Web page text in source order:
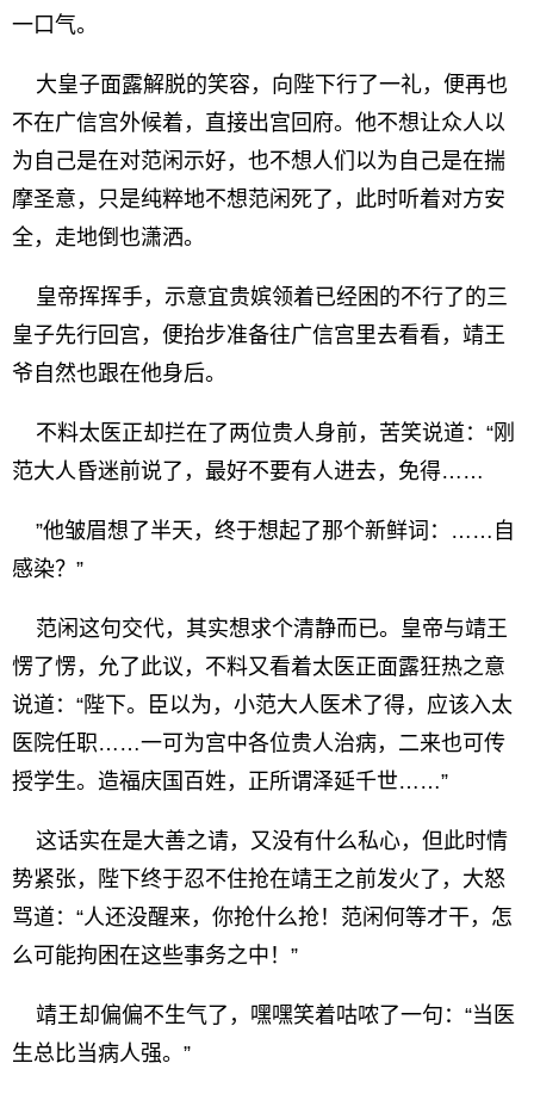
一口气。
大皇子面露解脱的笑容，向陛下行了一礼，便再也
不在广信宫外候着，直接出宫回府。他不想让众人以
为自己是在对范闲示好，也不想人们以为自己是在揣
摩圣意，只是纯粹地不想范闲死了，此时听着对方安
全，走地倒也潇洒。
皇帝挥挥手，示意宜贵嫔领着已经困的不行了的三
皇子先行回宫，便抬步准备往广信宫里去看看，靖王
爷自然也跟在他身后。
不料太医正却拦在了两位贵人身前，苦笑说道：“刚
范大人昏迷前说了，最好不要有人进去，免得……
”他皱眉想了半天，终于想起了那个新鲜词：……自
感染？”
范闲这句交代，其实想求个清静而已。皇帝与靖王
愣了愣，允了此议，不料又看着太医正面露狂热之意
说道：“陛下。臣以为，小范大人医术了得，应该入太
医院任职……一可为宫中各位贵人治病，二来也可传
授学生。造福庆国百姓，正所谓泽延千世……”
这话实在是大善之请，又没有什么私心，但此时情
势紧张，陛下终于忍不住抢在靖王之前发火了，大怒
骂道：“人还没醒来，你抢什么抢！范闲何等才干，怎
么可能拘困在这些事务之中！”
靖王却偏偏不生气了，嘿嘿笑着咕哝了一句：“当医
生总比当病人强。”